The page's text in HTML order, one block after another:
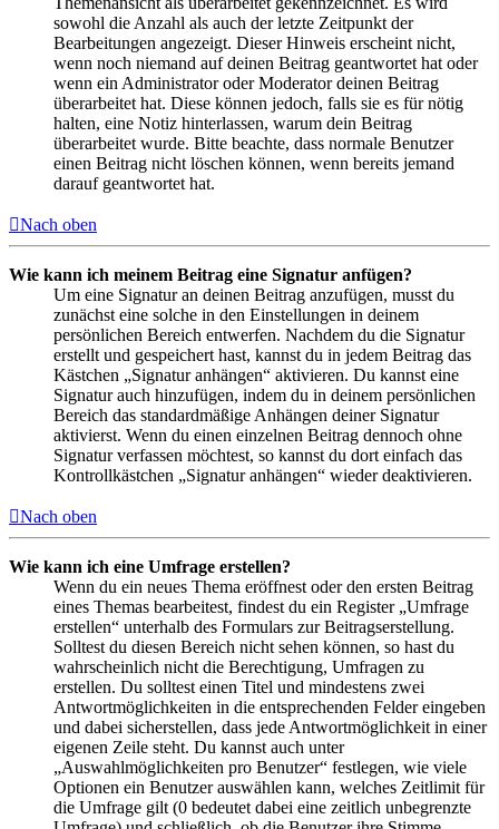
sowohl die Anzahl als auch der letzte Zeitpunkt der
Bearbeitungen angezeigt. Dieser Hinweis erscheint nicht,
wenn noch niemand auf deinen Beitrag geantwortet hat oder
wenn ein Administrator oder Moderator deinen Beitrag
überarbeitet hat. Diese können jedoch, falls sie es für nötig
halten, eine Notiz hinterlassen, warum dein Beitrag
überarbeitet wurde. Bitte beachte, dass normale Benutzer
einen Beitrag nicht löschen können, wenn bereits jemand
darauf geantwortet hat.
Nach oben
Wie kann ich meinem Beitrag eine Signatur anfügen?
Um eine Signatur an deinen Beitrag anzufügen, musst du
zunächst eine solche in den Einstellungen in deinem
persönlichen Bereich entwerfen. Nachdem du die Signatur
erstellt und gespeichert hast, kannst du in jedem Beitrag das
Kästchen „Signatur anhängen“ aktivieren. Du kannst eine
Signatur auch hinzufügen, indem du in deinem persönlichen
Bereich das standardmäßige Anhängen deiner Signatur
aktivierst. Wenn du einen einzelnen Beitrag dennoch ohne
Signatur verfassen möchtest, so kannst du dort einfach das
Kontrollkästchen „Signatur anhängen“ wieder deaktivieren.
Nach oben
Wie kann ich eine Umfrage erstellen?
Wenn du ein neues Thema eröffnest oder den ersten Beitrag
eines Themas bearbeitest, findest du ein Register „Umfrage
erstellen“ unterhalb des Formulars zur Beitragserstellung.
Solltest du diesen Bereich nicht sehen können, so hast du
wahrscheinlich nicht die Berechtigung, Umfragen zu
erstellen. Du solltest einen Titel und mindestens zwei
Antwortmöglichkeiten in die entsprechenden Felder eingeben
und dabei sicherstellen, dass jede Antwortmöglichkeit in einer
eigenen Zeile steht. Du kannst auch unter
„Auswahlmöglichkeiten pro Benutzer“ festlegen, wie viele
Optionen ein Benutzer auswählen kann, welches Zeitlimit für
die Umfrage gilt (0 bedeutet dabei eine zeitlich unbegrenzte